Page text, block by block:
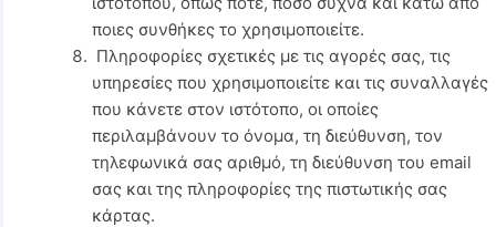
ποιες συνθήκες το χρησιμοποιείτε.
Πληροφορίες σχετικές με τις αγορές σας, τις
υπηρεσίες που χρησιμοποιείτε και τις συναλλαγές
που κάνετε στον ιστότοπο, οι οποίες
περιλαμβάνουν το όνομα, τη διεύθυνση, τον
τηλεφωνικά σας αριθμό, τη διεύθυνση του email
σας και της πληροφορίες της πιστωτικής σας
κάρτας.